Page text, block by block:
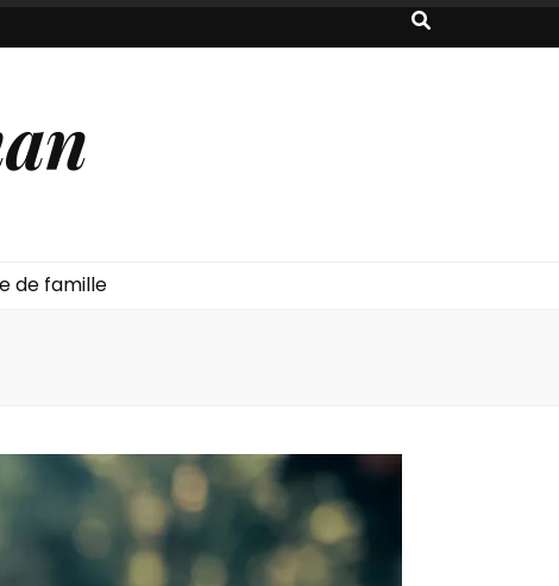
de famille